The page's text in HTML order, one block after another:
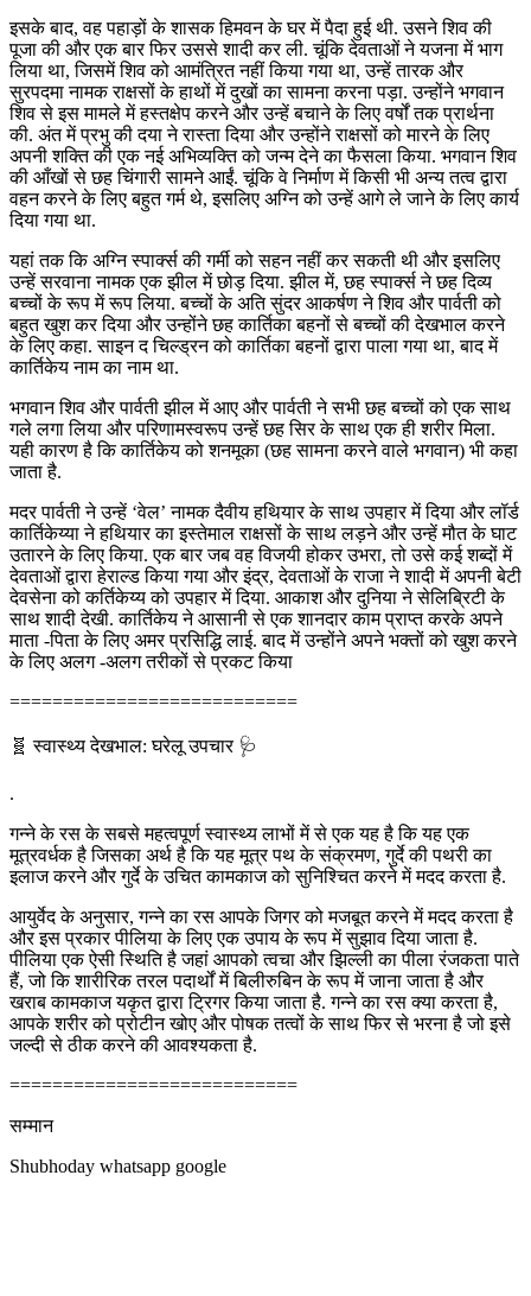
इसके बाद, वह पहाड़ों के शासक हिमवन के घर में पैदा हुई थी. उसने शिव की
पूजा की और एक बार फिर उससे शादी कर ली. चूंकि देवताओं ने यजना में भाग
लिया था, जिसमें शिव को आमंत्रित नहीं किया गया था, उन्हें तारक और
सुरपदमा नामक राक्षसों के हाथों में दुखों का सामना करना पड़ा. उन्होंने भगवान
शिव से इस मामले में हस्तक्षेप करने और उन्हें बचाने के लिए वर्षों तक प्रार्थना
की. अंत में प्रभु की दया ने रास्ता दिया और उन्होंने राक्षसों को मारने के लिए
अपनी शक्ति की एक नई अभिव्यक्ति को जन्म देने का फैसला किया. भगवान शिव
की आँखों से छह चिंगारी सामने आईं. चूंकि वे निर्माण में किसी भी अन्य तत्व द्वारा
वहन करने के लिए बहुत गर्म थे, इसलिए अग्नि को उन्हें आगे ले जाने के लिए कार्य
दिया गया था.
यहां तक कि अग्नि स्पार्क्स की गर्मी को सहन नहीं कर सकती थी और इसलिए
उन्हें सरवाना नामक एक झील में छोड़ दिया. झील में, छह स्पार्क्स ने छह दिव्य
बच्चों के रूप में रूप लिया. बच्चों के अति सुंदर आकर्षण ने शिव और पार्वती को
बहुत खुश कर दिया और उन्होंने छह कार्तिका बहनों से बच्चों की देखभाल करने
के लिए कहा. साइन द चिल्ड्रन को कार्तिका बहनों द्वारा पाला गया था, बाद में
कार्तिकेय नाम का नाम था.
भगवान शिव और पार्वती झील में आए और पार्वती ने सभी छह बच्चों को एक साथ
गले लगा लिया और परिणामस्वरूप उन्हें छह सिर के साथ एक ही शरीर मिला.
यही कारण है कि कार्तिकेय को शनमूका (छह सामना करने वाले भगवान) भी कहा
जाता है.
मदर पार्वती ने उन्हें ‘वेल’ नामक दैवीय हथियार के साथ उपहार में दिया और लॉर्ड
कार्तिकेय्या ने हथियार का इस्तेमाल राक्षसों के साथ लड़ने और उन्हें मौत के घाट
उतारने के लिए किया. एक बार जब वह विजयी होकर उभरा, तो उसे कई शब्दों में
देवताओं द्वारा हेराल्ड किया गया और इंद्र, देवताओं के राजा ने शादी में अपनी बेटी
देवसेना को कर्तिकेय्य को उपहार में दिया. आकाश और दुनिया ने सेलिब्रिटी के
साथ शादी देखी. कार्तिकेय ने आसानी से एक शानदार काम प्राप्त करके अपने
माता -पिता के लिए अमर प्रसिद्धि लाई. बाद में उन्होंने अपने भक्तों को खुश करने
के लिए अलग -अलग तरीकों से प्रकट किया
===========================
🧬 स्वास्थ्य देखभाल: घरेलू उपचार 🩺
.
गन्ने के रस के सबसे महत्वपूर्ण स्वास्थ्य लाभों में से एक यह है कि यह एक
मूत्रवर्धक है जिसका अर्थ है कि यह मूत्र पथ के संक्रमण, गुर्दे की पथरी का
इलाज करने और गुर्दे के उचित कामकाज को सुनिश्चित करने में मदद करता है.
आयुर्वेद के अनुसार, गन्ने का रस आपके जिगर को मजबूत करने में मदद करता है
और इस प्रकार पीलिया के लिए एक उपाय के रूप में सुझाव दिया जाता है.
पीलिया एक ऐसी स्थिति है जहां आपको त्वचा और झिल्ली का पीला रंजकता पाते
हैं, जो कि शारीरिक तरल पदार्थों में बिलीरुबिन के रूप में जाना जाता है और
खराब कामकाज यकृत द्वारा ट्रिगर किया जाता है. गन्ने का रस क्या करता है,
आपके शरीर को प्रोटीन खोए और पोषक तत्वों के साथ फिर से भरना है जो इसे
जल्दी से ठीक करने की आवश्यकता है.
===========================
सम्मान
Shubhoday whatsapp google